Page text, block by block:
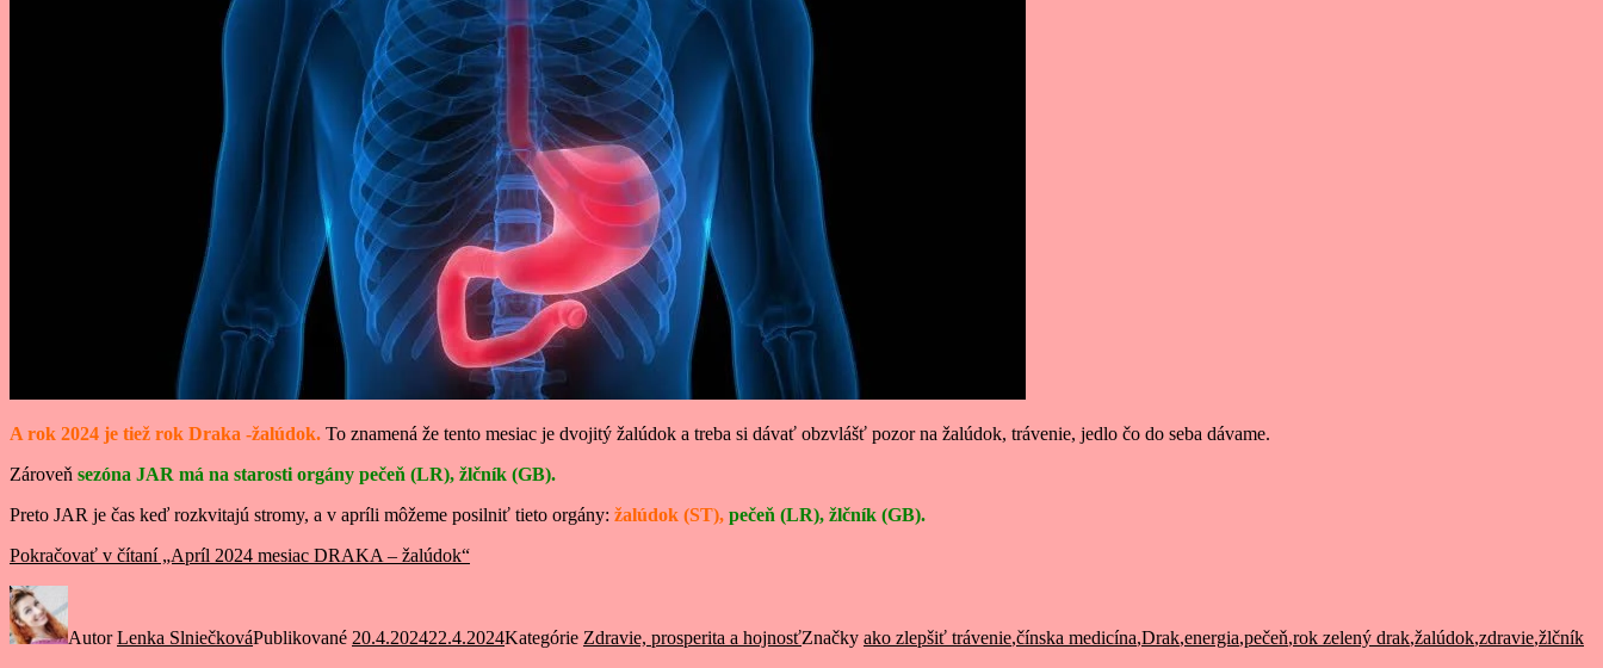
A rok 2024 je tiež rok Draka -žalúdok. To znamená že tento mesiac je dvojitý žalúdok a treba si dávať obzvlášť pozor na žalúdok, trávenie, jedlo čo do seba dávame.
Zároveň sezóna JAR má na starosti orgány pečeň (LR), žlčník (GB).
Preto JAR je čas keď rozkvitajú stromy, a v apríli môžeme posilniť tieto orgány: žalúdok (ST), pečeň (LR), žlčník (GB).
Pokračovať v čítaní„Apríl 2024 mesiac DRAKA – žalúdok“
AutorLenka SlniečkováPublikované 20.4.202422.4.2024Kategórie Zdravie, prosperita a hojnosťZnačky ako zlepšiť trávenie,čínska medicína,Drak,energia,pečeň,rok zelený drak,žalúdok,zdravie,žlčník